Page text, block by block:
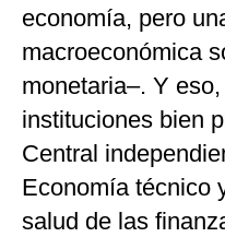
economía, pero
macroeconómica
monetaria–. Y
instituciones bien
Central
Economía técnico
salud de las